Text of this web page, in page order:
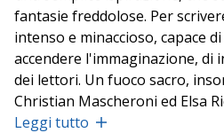
fantasie freddolose. Per
intenso e minaccioso, capace
accendere l'immaginazione, di
dei lettori. Un fuoco sacro,
Christian Mascheroni ed Elsa
anni con scrittrici e scrittori di
Leggi tutto